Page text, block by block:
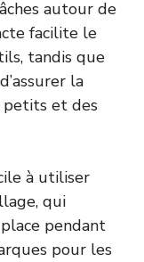
autour de
facilite le
tandis que
la
petits et des
à utiliser
qui
pendant
pour les